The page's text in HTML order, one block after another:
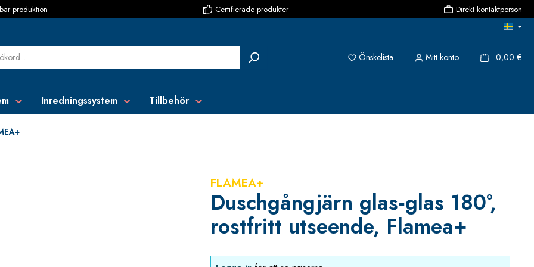
produktion Certifierade produkter Direkt kontaktperson
Önskelista Du har 0 objekt i önskelistan
Mitt konto 0,00 €
Inredningssystem Tillbehör
FLAMEA+
Duschgångjärn glas‑glas 180°,
rostfritt utseende, Flamea+